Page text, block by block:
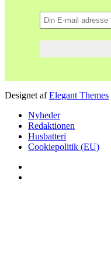
Designet afElegant Themes
Nyheder
Redaktionen
Husbatteri
Cookiepolitik (EU)